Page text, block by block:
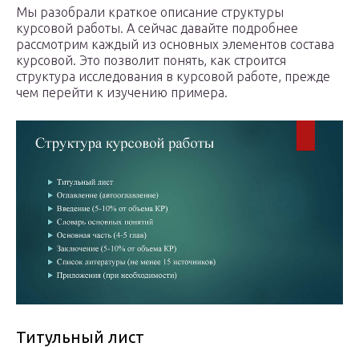
Мы разобрали краткое описание структуры
курсовой работы. А сейчас давайте подробнее
рассмотрим каждый из основных элементов состава
курсовой. Это позволит понять, как строится
структура исследования в курсовой работе, прежде
чем перейти к изучению примера.
Титульный лист